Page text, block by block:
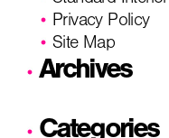
Privacy Policy
Site Map
Archives